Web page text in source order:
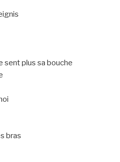
sent plus sa bouche
bras